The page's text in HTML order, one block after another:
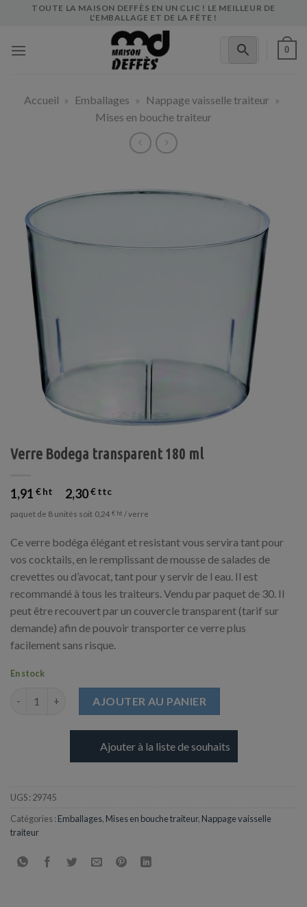
TOUTE LA MAISON DEFFÈS EN UN CLIC ! LE MEILLEUR DE
L'EMBALLAGE ET DE LA FÊTE !
0
Accueil » Emballages » Nappage vaisselle traiteur »
Mises en bouche traiteur
Verre Bodega transparent 180 ml
1,91 € 2,30€
paquet de 8 unités soit 0,24 € / verre
Ce verre bodéga élégant et resistant vous servira tant pour
vos cocktails, en le remplissant de mousse de salades de
crevettes ou d’avocat, tant pour y servir de l eau. Il est
recommandé à tous les traiteurs. Vendu par paquet de 30. Il
peut être recouvert par un couvercle transparent (tarif sur
demande) afin de pouvoir transporter ce verre plus
facilement sans risque.
En stock
AJOUTER AU PANIER
Ajouter à la liste de souhaits
UGS : 29745
Catégories : Emballages, Mises en bouche traiteur, Nappage vaisselle
traiteur